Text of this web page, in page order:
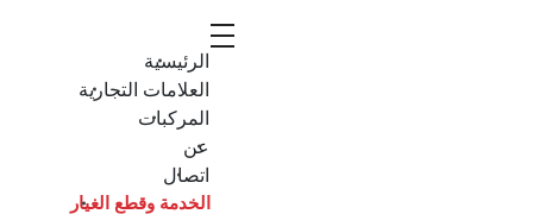
الرئيسية
العلامات التجارية
المركبات
عن
اتصال
الخدمة وقطع الغيار